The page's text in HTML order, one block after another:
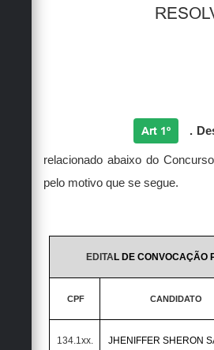
Art 1º .
relacionado abaixo do
pelo motivo que se segue.
EDITAL DE CONVOCAÇÃO
CPF CANDIDATO
134.1xx.
JHENIFFER SHERON